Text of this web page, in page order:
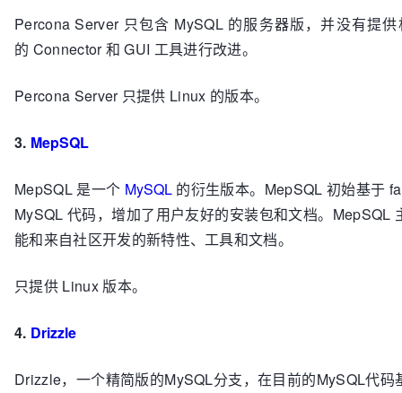
Percona Server 只包含 MySQL 的服务器版，并没有提
的 Connector 和 GUI 工具进行改进。
Percona Server 只提供 Linux 的版本。
3. MepSQL
MepSQL 是一个 MySQL的衍生版本。MepSQL 初始基于
MySQL 代码，增加了用户友好的安装包和文档。MepSQL
能和来自社区开发的新特性、工具和文档。
只提供 Linux 版本。
4. Drizzle
Drizzle，一个精简版的MySQL分支，在目前的MySQL代码